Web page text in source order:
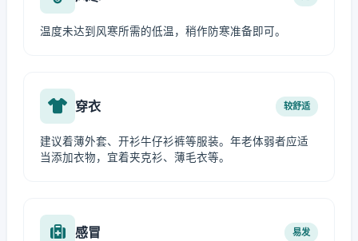
温度未达到风寒所需的低温，稍作防寒准备即可。
穿衣 较舒适
建议着薄外套、开衫牛仔衫裤等服装。年老体弱者应适
当添加衣物，宜着夹克衫、薄毛衣等。
感冒 易发